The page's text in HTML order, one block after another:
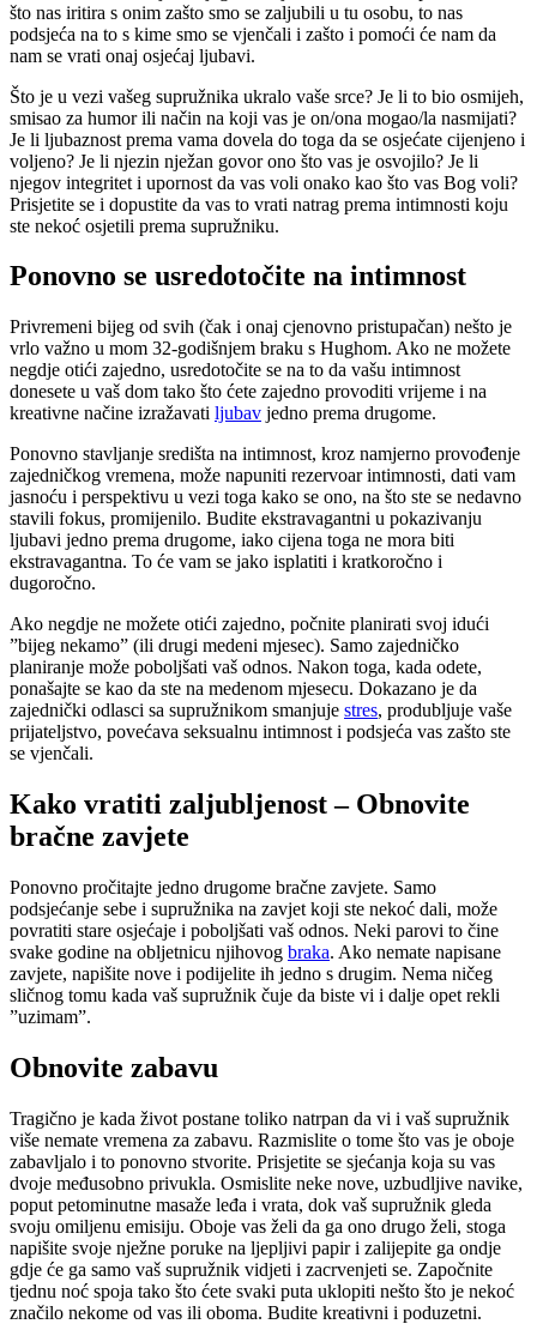
što nas iritira s onim zašto smo se zaljubili u tu osobu, to nas
podsjeća na to s kime smo se vjenčali i zašto i pomoći će nam da
nam se vrati onaj osjećaj ljubavi.
Što je u vezi vašeg supružnika ukralo vaše srce? Je li to bio osmijeh,
smisao za humor ili način na koji vas je on/ona mogao/la nasmijati?
Je li ljubaznost prema vama dovela do toga da se osjećate cijenjeno i
voljeno? Je li njezin nježan govor ono što vas je osvojilo? Je li
njegov integritet i upornost da vas voli onako kao što vas Bog voli?
Prisjetite se i dopustite da vas to vrati natrag prema intimnosti koju
ste nekoć osjetili prema supružniku.
Ponovno se usredotočite na intimnost
Privremeni bijeg od svih (čak i onaj cjenovno pristupačan) nešto je
vrlo važno u mom 32-godišnjem braku s Hughom. Ako ne možete
negdje otići zajedno, usredotočite se na to da vašu intimnost
donesete u vaš dom tako što ćete zajedno provoditi vrijeme i na
kreativne načine izražavati ljubav jedno prema drugome.
Ponovno stavljanje središta na intimnost, kroz namjerno provođenje
zajedničkog vremena, može napuniti rezervoar intimnosti, dati vam
jasnoću i perspektivu u vezi toga kako se ono, na što ste se nedavno
stavili fokus, promijenilo. Budite ekstravagantni u pokazivanju
ljubavi jedno prema drugome, iako cijena toga ne mora biti
ekstravagantna. To će vam se jako isplatiti i kratkoročno i
dugoročno.
Ako negdje ne možete otići zajedno, počnite planirati svoj idući
”bijeg nekamo” (ili drugi medeni mjesec). Samo zajedničko
planiranje može poboljšati vaš odnos. Nakon toga, kada odete,
ponašajte se kao da ste na medenom mjesecu. Dokazano je da
zajednički odlasci sa supružnikom smanjuje stres, produbljuje vaše
prijateljstvo, povećava seksualnu intimnost i podsjeća vas zašto ste
se vjenčali.
Kako vratiti zaljubljenost – Obnovite
bračne zavjete
Ponovno pročitajte jedno drugome bračne zavjete. Samo
podsjećanje sebe i supružnika na zavjet koji ste nekoć dali, može
povratiti stare osjećaje i poboljšati vaš odnos. Neki parovi to čine
svake godine na obljetnicu njihovog braka. Ako nemate napisane
zavjete, napišite nove i podijelite ih jedno s drugim. Nema ničeg
sličnog tomu kada vaš supružnik čuje da biste vi i dalje opet rekli
”uzimam”.
Obnovite zabavu
Tragično je kada život postane toliko natrpan da vi i vaš supružnik
više nemate vremena za zabavu. Razmislite o tome što vas je oboje
zabavljalo i to ponovno stvorite. Prisjetite se sjećanja koja su vas
dvoje međusobno privukla. Osmislite neke nove, uzbudljive navike,
poput petominutne masaže leđa i vrata, dok vaš supružnik gleda
svoju omiljenu emisiju. Oboje vas želi da ga ono drugo želi, stoga
napišite svoje nježne poruke na ljepljivi papir i zalijepite ga ondje
gdje će ga samo vaš supružnik vidjeti i zacrvenjeti se. Započnite
tjednu noć spoja tako što ćete svaki puta uklopiti nešto što je nekoć
značilo nekome od vas ili oboma. Budite kreativni i poduzetni.